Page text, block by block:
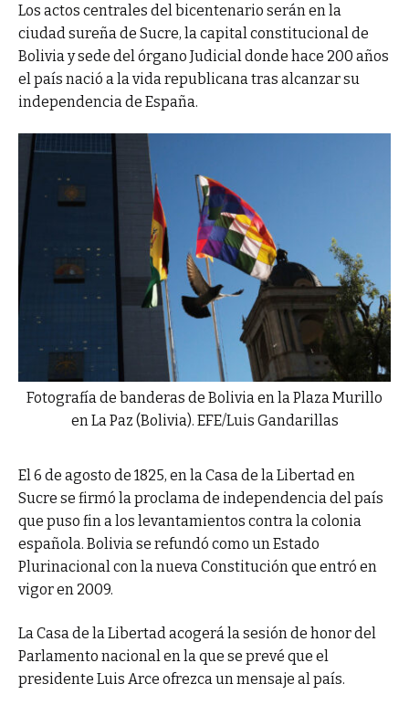
Los actos centrales del bicentenario serán en la
ciudad sureña de Sucre, la capital constitucional de
Bolivia y sede del órgano Judicial donde hace 200 años
el país nació a la vida republicana tras alcanzar su
independencia de España.
Fotografía de banderas de Bolivia en la Plaza Murillo
en La Paz (Bolivia). EFE/Luis Gandarillas
El 6 de agosto de 1825, en la Casa de la Libertad en
Sucre se firmó la proclama de independencia del país
que puso fin a los levantamientos contra la colonia
española. Bolivia se refundó como un Estado
Plurinacional con la nueva Constitución que entró en
vigor en 2009.
La Casa de la Libertad acogerá la sesión de honor del
Parlamento nacional en la que se prevé que el
presidente Luis Arce ofrezca un mensaje al país.